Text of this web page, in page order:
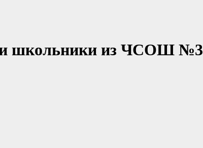
школьники из ЧСОШ №3